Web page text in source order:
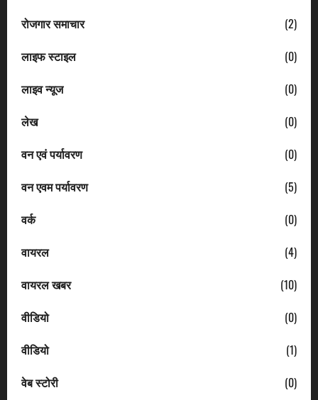
रोजगार समाचार
(2)
लाइफ स्टाइल
(0)
लाइव न्यूज
(0)
लेख
(0)
वन एवं पर्यावरण
(0)
वन एवम पर्यावरण
(5)
वर्क
(0)
वायरल
(4)
वायरल खबर
(10)
वीडियो
(0)
वीडियो
(1)
वेब स्टोरी
(0)